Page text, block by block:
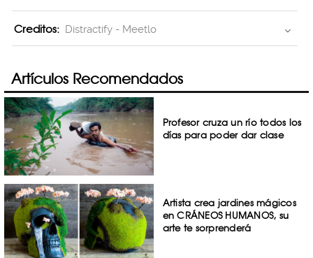
Creditos: Distractify - Meetlo
Artículos Recomendados
Profesor cruza un río todos los
días para poder dar clase
Artista crea jardines mágicos
en CRÁNEOS HUMANOS, su
arte te sorprenderá